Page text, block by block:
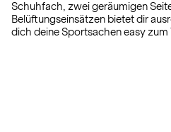
Schuhfach, zwei geräumigen
Belüftungseinsätzen bietet dir
dich deine Sportsachen easy zum